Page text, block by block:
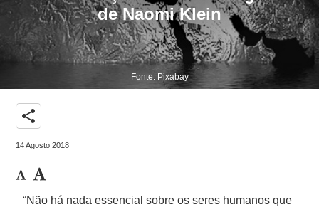
de Naomi Klein
Fonte: Pixabay
share
14 Agosto 2018
“Não há nada essencial sobre os seres humanos que